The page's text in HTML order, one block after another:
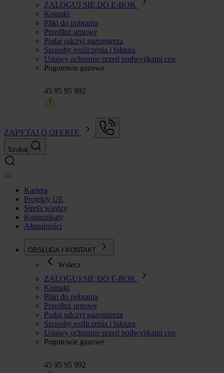
ZALOGUJ SIĘ DO E-BOK
Kontakt
Pliki do pobrania
Przedłuż umowę
Podaj odczyt gazomierza
Sposoby rozliczenia i faktura
Ustawy ochronne przed podwyżkami cen
Pogotowie gazowe
45 95 95 992
ZAPYTAJ O OFERTĘ
Szukaj
Kariera
Projekty UE
Strefa wiedzy
Komunikaty
Aktualności
OBSŁUGA I KONTAKT
Wstecz
ZALOGUJ SIĘ DO E-BOK
Kontakt
Pliki do pobrania
Przedłuż umowę
Podaj odczyt gazomierza
Sposoby rozliczenia i faktura
Ustawy ochronne przed podwyżkami cen
Pogotowie gazowe
45 95 95 992